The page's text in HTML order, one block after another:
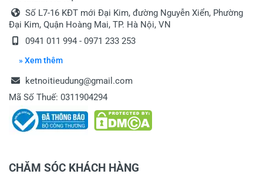
Số L7-16 KĐT mới Đại Kim, đường Nguyễn Xiển, Phường
Đại Kim, Quận Hoàng Mai, TP. Hà Nội, VN
0941 011 994 - 0971 233 253
» Xem thêm
ketnoitieudung@gmail.com
Mã Số Thuế: 0311904294
CHĂM SÓC KHÁCH HÀNG